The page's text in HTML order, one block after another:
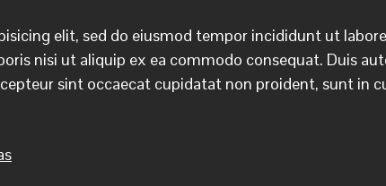
elit, sed do eiusmod tempor incididunt ut
nisi ut aliquip ex ea commodo consequat. Duis
sint occaecat cupidatat non proident, sunt in